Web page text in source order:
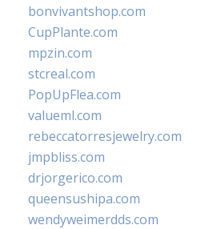
bonvivantshop.com
CupPlante.com
mpzin.com
stcreal.com
PopUpFlea.com
valueml.com
rebeccatorresjewelry.com
jmpbliss.com
drjorgerico.com
queensushipa.com
wendyweimerdds.com